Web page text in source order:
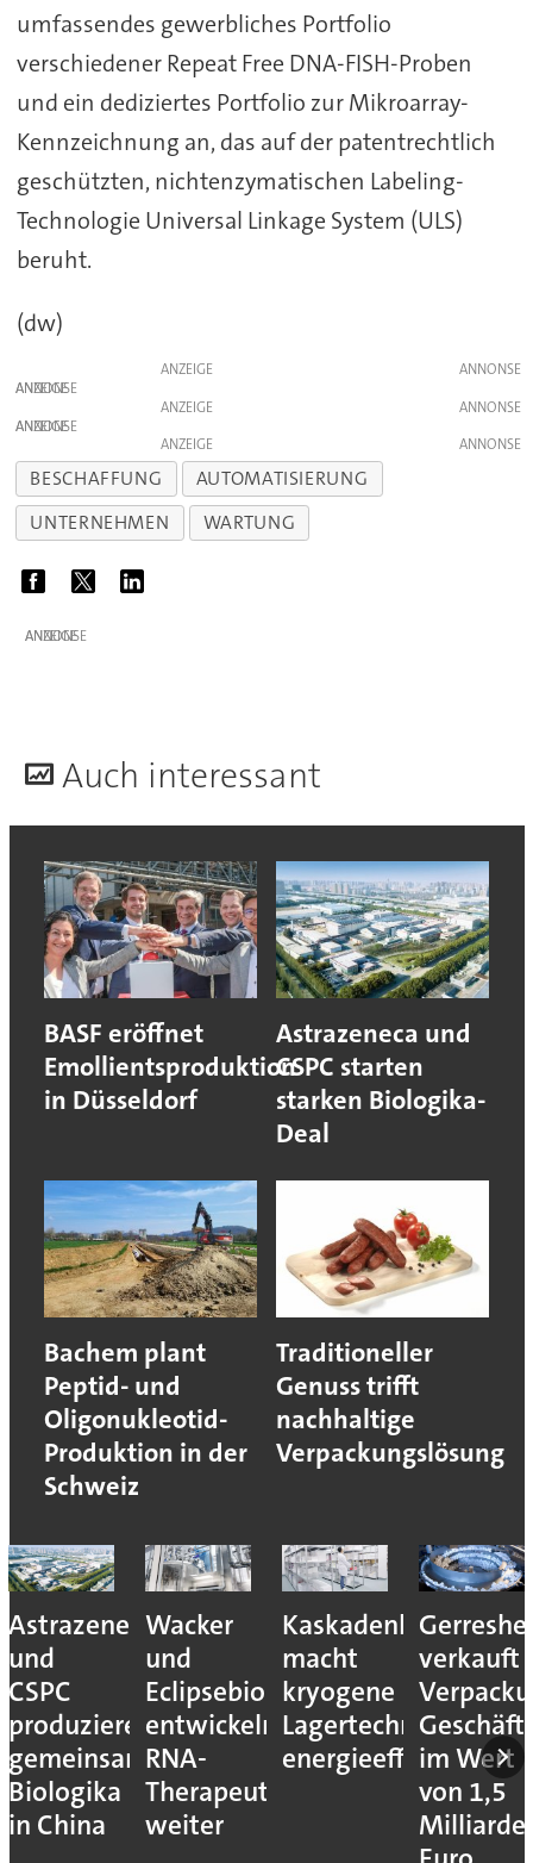
umfassendes gewerbliches Portfolio
verschiedener Repeat Free DNA-FISH-Proben
und ein dediziertes Portfolio zur Mikroarray-
Kennzeichnung an, das auf der patentrechtlich
geschützten, nichtenzymatischen Labeling-
Technologie Universal Linkage System (ULS)
beruht.
(dw)
ANZEIGE
ANZEIGE
ANZEIGE
ANZEIGE
ANZEIGE
BESCHAFFUNG
AUTOMATISIERUNG
UNTERNEHMEN
WARTUNG
ANZEIGE
Auch interessant
BASF eröffnet
Emollientsproduktion
in Düsseldorf
Astrazeneca und
CSPC starten
starken Biologika-
Deal
Bachem plant
Peptid- und
Oligonukleotid-
Produktion in der
Schweiz
Traditioneller
Genuss trifft
nachhaltige
Verpackungslösung
Astrazeneca
und
CSPC
produzieren
gemeinsam
Biologika
in China
Wacker
und
Eclipsebio
entwickeln
RNA-
Therapeutika
weiter
Kaskadenkonzept
macht
kryogene
Lagertechnik
energieeffizienter
verkauft
im Wert
von 1,5